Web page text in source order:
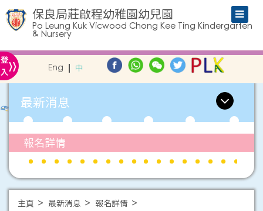
保良局莊啟程幼稚園幼兒園
Po Leung Kuk Vicwood Chong Kee Ting Kindergarten
& Nursery
登
入» Eng 中
最新消息
報名詳情
主頁 最新消息
報名詳情